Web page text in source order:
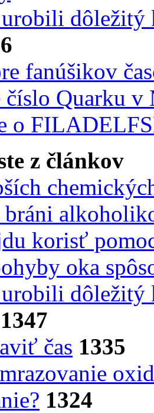
dôležitý
6
fanúšikov
Quarku v
o
z článkov
bráni
korisť
oka
dôležitý
1347
čas 1335
1324